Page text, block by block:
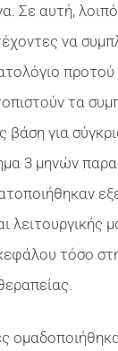
Σε αυτή,
να
προτού
τα
για
3 μηνών
λειτουργικής
τόσο